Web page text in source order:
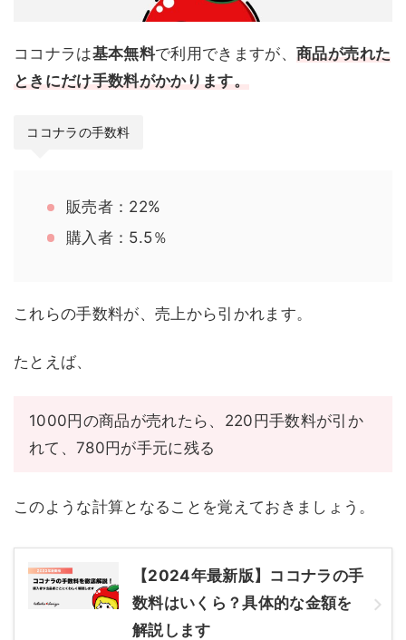
ココナラは基本無料で利用できますが、商品が売れた
ときにだけ手数料がかかります。
ココナラの手数料
販売者：22%
購入者：5.5％
これらの手数料が、売上から引かれます。
たとえば、
1000円の商品が売れたら、220円手数料が引か
れて、780円が手元に残る
このような計算となることを覚えておきましょう。
【2024年最新版】ココナラの手
数料はいくら？具体的な金額を
解説します